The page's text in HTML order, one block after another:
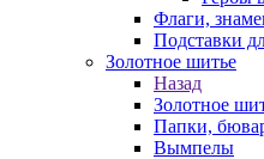
Флаги,
Подставки
Золотное шитье
Назад
Золотное
Папки,
Вымпелы